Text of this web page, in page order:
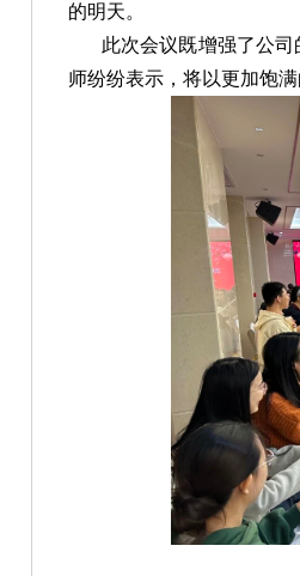
的明天。
此次会议既增强了公
师纷纷表示，将以更加饱